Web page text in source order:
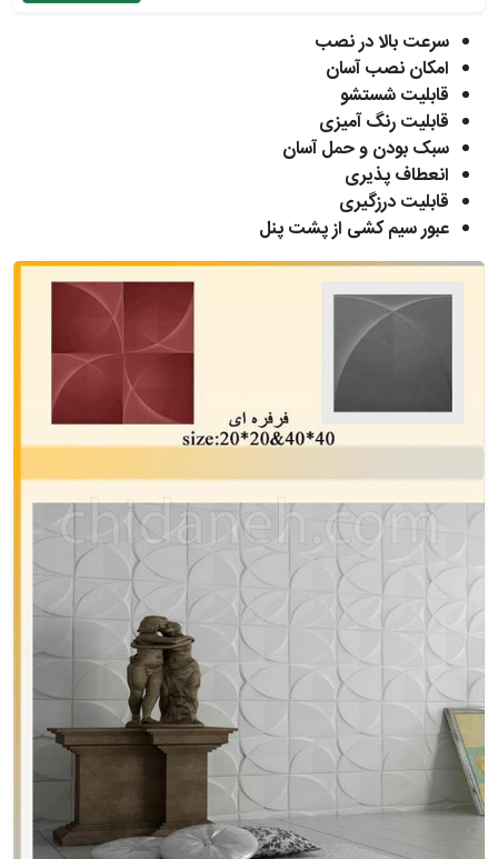
سرعت بالا در نصب
امکان نصب آسان
قابلیت شستشو
قابلیت رنگ آمیزی
سبک بودن و حمل آسان
انعطاف پذیری
قابلیت درزگیری
عبور سیم کشی از پشت پنل